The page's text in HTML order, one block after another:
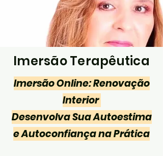
Imersão Terapêutica
Imersão Online: Renovação
Interior
Desenvolva Sua Autoestima
e Autoconfiança na Prática